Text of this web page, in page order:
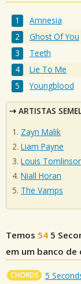
Amnesia
Ghost Of You
Teeth
Lie To Me
Youngblood
ARTISTAS
Zayn Malik
Liam Payne
Louis
Niall Horan
The Vamps
Temos 54 5
em um banco de
CHORDS 5